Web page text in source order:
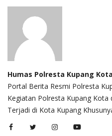
Humas Polresta Kupang Kota
Portal Berita Resmi Polresta
Kegiatan Polresta Kupang
Terjadi di Kota Kupang